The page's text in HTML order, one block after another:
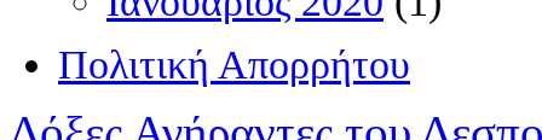
Πολιτική Απορρήτου